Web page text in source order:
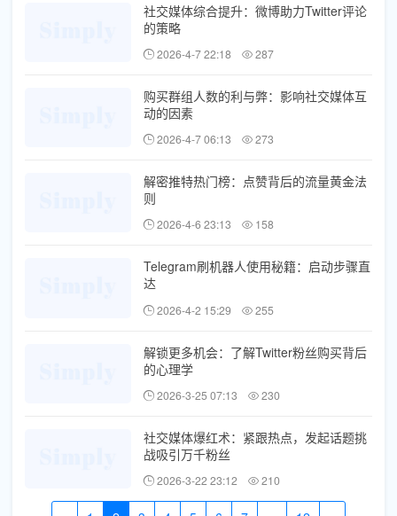
社交媒体综合提升：微博助力Twitter评论
的策略
2026-4-7 22:18 287
购买群组人数的利与弊：影响社交媒体互
动的因素
2026-4-7 06:13 273
解密推特热门榜：点赞背后的流量黄金法
则
2026-4-6 23:13 158
Telegram刷机器人使用秘籍：启动步骤直
达
2026-4-2 15:29 255
解锁更多机会：了解Twitter粉丝购买背后
的心理学
2026-3-25 07:13 230
社交媒体爆红术：紧跟热点，发起话题挑
战吸引万千粉丝
2026-3-22 23:12 210